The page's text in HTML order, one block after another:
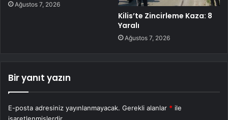
Ağustos 7, 2026
Kilis’te Zincirleme Kaza: 8
Yaralı
Ağustos 7, 2026
Bir yanıt yazın
E-posta adresiniz yayınlanmayacak. Gerekli alanlar * ile